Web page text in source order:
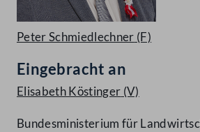
Peter Schmiedlechner (F)
Eingebracht an
Elisabeth Köstinger (V)
Bundesministerium für